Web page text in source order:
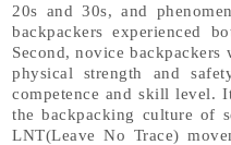
20s and 30s, and
backpackers experienced
Second, novice
physical strength and
competence and skill level.
the backpacking culture of
LNT(Leave No Trace)